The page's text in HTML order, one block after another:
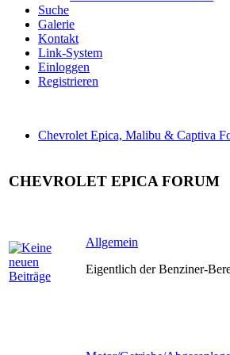
Suche
Galerie
Kontakt
Link-System
Einloggen
Registrieren
Chevrolet Epica, Malibu & Captiva
CHEVROLET EPICA FORUM
Allgemein
Eigentlich der Benziner-